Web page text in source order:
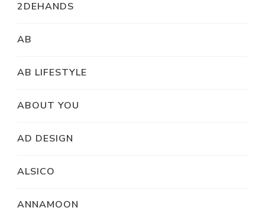
2DEHANDS
AB
AB LIFESTYLE
ABOUT YOU
AD DESIGN
ALSICO
ANNAMOON